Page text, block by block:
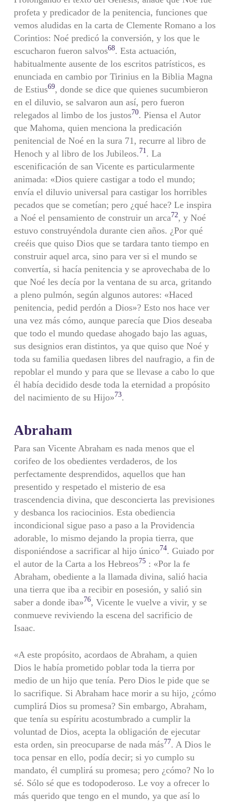
profeta y predicador de la penitencia, funciones que
vemos aludidas en la carta de Clemente Romano a los
Corintios: Noé predicó la conversión, y los que le
escucharon fueron salvos68. Esta actuación,
habitualmente ausente de los escritos patrísticos, es
enunciada en cambio por Tirinius en la Biblia Magna
de Estius69, donde se dice que quienes sucumbieron
en el diluvio, se salvaron aun así, pero fueron
relegados al limbo de los justos70. Piensa el Autor
que Mahoma, quien menciona la predicación
penitencial de Noé en la sura 71, recurre al libro de
Henoch y al libro de los Jubileos. 71. La
escenificación de san Vicente es particularmente
animada: «Dios quiere castigar a todo el mundo;
envía el diluvio universal para castigar los horribles
pecados que se cometían; pero ¿qué hace? Le inspira
a Noé el pensamiento de construir un arca72, y Noé
estuvo construyéndola durante cien años. ¿Por qué
creéis que quiso Dios que se tardara tanto tiempo en
construir aquel arca, sino para ver si el mundo se
convertía, si hacía penitencia y se aprovechaba de lo
que Noé les decía por la ventana de su arca, gritando
a pleno pulmón, según algunos autores: «Haced
penitencia, pedid perdón a Dios»? Esto nos hace ver
una vez más cómo, aunque parecía que Dios deseaba
que todo el mundo quedase ahogado bajo las aguas,
sus designios eran distintos, ya que quiso que Noé y
toda su familia quedasen libres del naufragio, a fin de
repoblar el mundo y para que se llevase a cabo lo que
él había decidido desde toda la eternidad a propósito
del nacimiento de su Hijo»73.
Abraham
Para san Vicente Abraham es nada menos que el
corifeo de los obedientes verdaderos, de los
perfectamente desprendidos, aquellos que han
presentido y respetado el misterio de esa
trascendencia divina, que desconcierta las previsiones
y desbanca los raciocinios. Esta obediencia
incondicional sigue paso a paso a la Providencia
adorable, lo mismo dejando la propia tierra, que
disponiéndose a sacrificar al hijo único74. Guiado por
el autor de la Carta a los Hebreos75: «Por la fe
Abraham, obediente a la llamada divina, salió hacia
una tierra que iba a recibir en posesión, y salió sin
saber a donde iba»76, Vicente le vuelve a vivir, y se
conmueve reviviendo la escena del sacrificio de
Isaac.
«A este propósito, acordaos de Abraham, a quien
Dios le había prometido poblar toda la tierra por
medio de un hijo que tenía. Pero Dios le pide que se
lo sacrifique. Si Abraham hace morir a su hijo, ¿cómo
cumplirá Dios su promesa? Sin embargo, Abraham,
que tenía su espíritu acostumbrado a cumplir la
voluntad de Dios, acepta la obligación de ejecutar
esta orden, sin preocuparse de nada más77. A Dios le
toca pensar en ello, podía decir; si yo cumplo su
mandato, él cumplirá su promesa; pero ¿cómo? No lo
sé. Sólo sé que es todopoderoso. Le voy a ofrecer lo
más querido que tengo en el mundo, ya que así lo